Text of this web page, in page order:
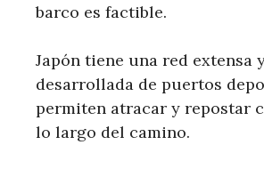
barco es factible.
Japón tiene una red extensa
desarrollada de puertos
permiten atracar y repostar
lo largo del camino.